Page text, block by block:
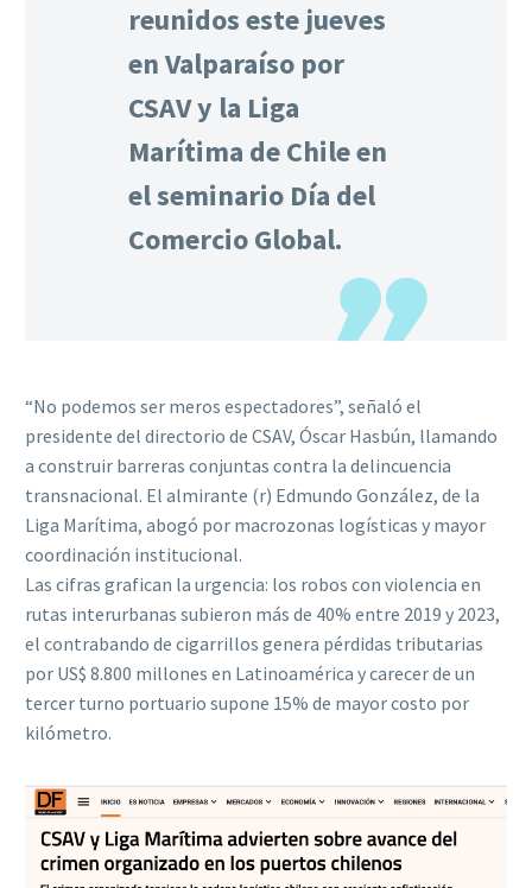
reunidos este jueves
en Valparaíso por
CSAV y la Liga
Marítima de Chile en
el seminario Día del
Comercio Global.
“No podemos ser meros espectadores”, señaló el
presidente del directorio de CSAV, Óscar Hasbún, llamando
a construir barreras conjuntas contra la delincuencia
transnacional. El almirante (r) Edmundo González, de la
Liga Marítima, abogó por macrozonas logísticas y mayor
coordinación institucional.
Las cifras grafican la urgencia: los robos con violencia en
rutas interurbanas subieron más de 40% entre 2019 y 2023,
el contrabando de cigarrillos genera pérdidas tributarias
por US$ 8.800 millones en Latinoamérica y carecer de un
tercer turno portuario supone 15% de mayor costo por
kilómetro.